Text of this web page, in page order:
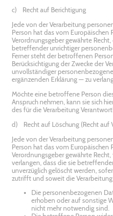
c) Recht auf Berichtigung
Jede von der Verarbeitung
Person hat das vom Europäischen
Verordnungsgeber gewährte
betreffender unrichtiger
Ferner steht der betroffenen
Berücksichtigung der Zwecke der
unvollständiger
ergänzenden Erklärung — zu
Möchte eine betroffene Person
Anspruch nehmen, kann sie sich
des für die Verarbeitung
d) Recht auf Löschung (Recht auf
Jede von der Verarbeitung
Person hat das vom Europäischen
Verordnungsgeber gewährte
verlangen, dass die sie
unverzüglich gelöscht werden,
zutrifft und soweit die
Die personenbezogenen
erhoben oder auf sonstige
nicht mehr notwendig sind.